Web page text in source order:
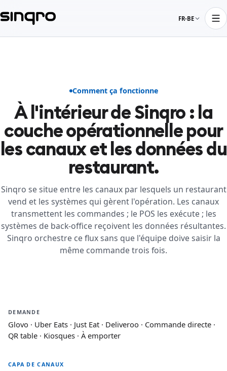
FR-BE
Comment ça fonctionne
À l'intérieur de Sinqro : la
couche opérationnelle pour
les canaux et les données du
restaurant.
Sinqro se situe entre les canaux par lesquels un restaurant
vend et les systèmes qui gèrent l'opération. Les canaux
transmettent les commandes ; le POS les exécute ; les
systèmes de back-office reçoivent les données résultantes.
Sinqro orchestre ce flux sans que l'équipe doive saisir la
même commande trois fois.
DEMANDE
Glovo · Uber Eats · Just Eat · Deliveroo · Commande directe ·
QR table · Kiosques · À emporter
CAPA DE CANAUX